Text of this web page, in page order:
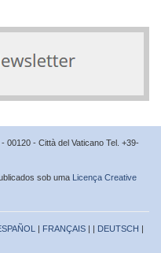
00120 - Città del Vaticano Tel. +39-
sob uma Licença Creative
| FRANÇAIS | | DEUTSCH |